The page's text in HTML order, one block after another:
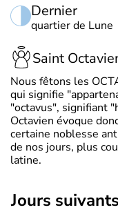
Dernier
quartier de Lune
Saint
Nous fêtons les
qui signifie
"octavus", signifiant
Octavien évoque
certaine noblesse
de nos jours, plus
latine.
jours suivants